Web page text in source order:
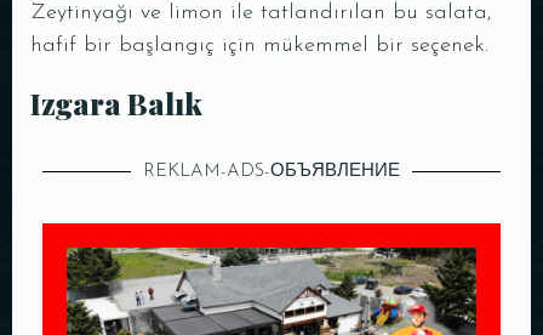
Zeytinyağı ve limon ile tatlandırılan bu salata,
hafif bir başlangıç için mükemmel bir seçenek.
Izgara Balık
REKLAM-ADS-ОБЪЯВЛЕНИЕ